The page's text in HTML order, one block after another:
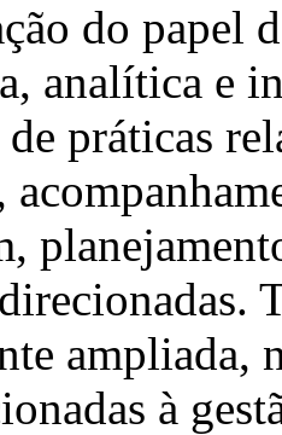
do papel
analítica e
práticas
ampliada,
à